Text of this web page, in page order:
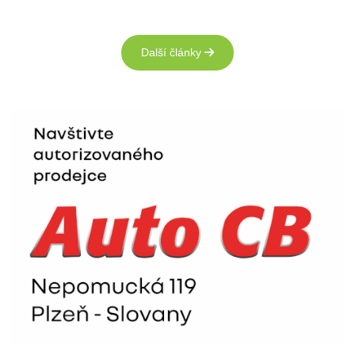
Další články